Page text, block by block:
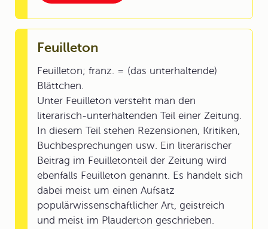
Feuilleton
Feuilleton; franz. = (das unterhaltende)
Blättchen.
Unter Feuilleton versteht man den
literarisch-unterhaltenden Teil einer Zeitung.
In diesem Teil stehen Rezensionen, Kritiken,
Buchbesprechungen usw. Ein literarischer
Beitrag im Feuilletonteil der Zeitung wird
ebenfalls Feuilleton genannt. Es handelt sich
dabei meist um einen Aufsatz
populärwissenschaftlicher Art, geistreich
und meist im Plauderton geschrieben.